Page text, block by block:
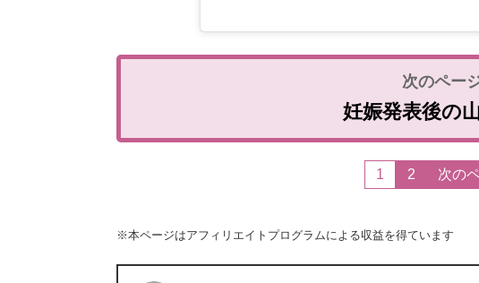
妊娠発表後の
1 2 次の
※本ページはアフィリエイトプログラムによる収益を得ています